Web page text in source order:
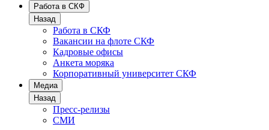
Работа в СКФ
Назад
Работа в СКФ
Вакансии на флоте СКФ
Кадровые офисы
Анкета моряка
Корпоративный университет СКФ
Медиа
Назад
Пресс-релизы
СМИ